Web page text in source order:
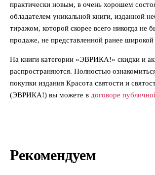
практически новым, в очень хорошем
обладателем уникальной книги, изданной
тиражом, которой скорее всего никогда не
продаже, не представленной ранее широкой
На книги категории «ЭВРИКА!» скидки и
распространяются. Полностью
покупки издания Красота святости и
(ЭВРИКА!) вы можете в договоре
Рекомендуем